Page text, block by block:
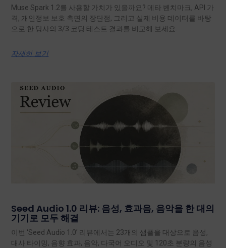
Muse Spark 1.2를 사용할 가치가 있을까요? 메타 벤치마크, API 가
격, 개인정보 보호 측면의 장단점, 그리고 실제 비용 데이터를 바탕
으로 한 당사의 3/3 코딩 테스트 결과를 비교해 보세요.
자세히 보기
Seed Audio 1.0 리뷰: 음성, 효과음, 음악을 한 대의
기기로 모두 해결
이번 ‘Seed Audio 1.0’ 리뷰에서는 23개의 샘플을 대상으로 음성,
대사 타이밍, 음향 효과, 음악, 다국어 오디오 및 120초 분량의 음성